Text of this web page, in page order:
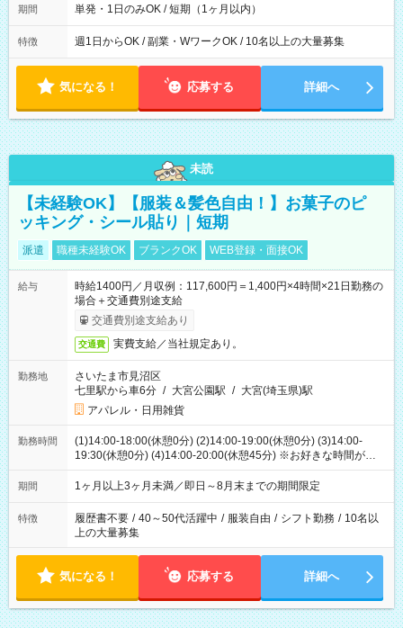
期間 単発・1日のみOK / 短期（1ヶ月以内）
特徴 週1日からOK / 副業・WワークOK / 10名以上の大量募集
気になる！ 応募する 詳細へ
未読
【未経験OK】【服装＆髪色自由！】お菓子のピ
ッキング・シール貼り｜短期
派遣 職種未経験OK ブランクOK WEB登録・面接OK
給与
時給1400円／月収例：117,600円＝1,400円×4時間×21日勤務の
場合＋交通費別途支給
交通費別途支給あり
交通費 実費支給／当社規定あり。
勤務地
さいたま市見沼区
七里駅から車6分 / 大宮公園駅 / 大宮(埼玉県)駅
アパレル・日用雑貨
勤務時間
(1)14:00-18:00(休憩0分) (2)14:00-19:00(休憩0分) (3)14:00-
19:30(休憩0分) (4)14:00-20:00(休憩45分) ※お好きな時間が選べ
ます
期間 1ヶ月以上3ヶ月未満／即日～8月末までの期間限定
特徴 履歴書不要 / 40～50代活躍中 / 服装自由 / シフト勤務 / 10名以
上の大量募集
気になる！ 応募する 詳細へ